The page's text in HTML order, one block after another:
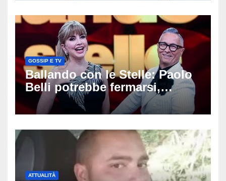
GOSSIP E TV
Ballando con le Stelle: Paolo
Belli potrebbe fermarsi,
spunta il nome del sostituto e
il cast prende forma
ATTUALITÀ